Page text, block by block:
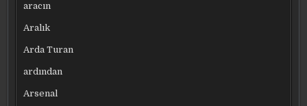
aracın
Aralık
Arda Turan
ardından
Arsenal